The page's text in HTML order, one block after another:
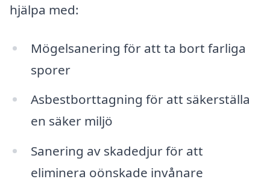
hjälpa med:
Mögelsanering för att ta bort farliga
sporer
Asbestborttagning för att säkerställa
en säker miljö
Sanering av skadedjur för att
eliminera oönskade invånare